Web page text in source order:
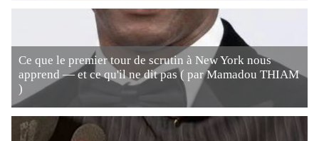
Ce que le premier tour de scrutin à New York nous
apprend — et ce qu'il ne dit pas ( par Mamadou THIAM
)